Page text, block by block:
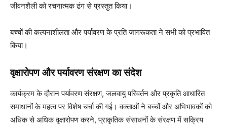
जीवनशैली को रचनात्मक ढंग से प्रस्तुत किया।
बच्चों की कल्पनाशीलता और पर्यावरण के प्रति जागरूकता ने सभी को प्रभावित
किया।
वृक्षारोपण और पर्यावरण संरक्षण का संदेश
कार्यक्रम के दौरान पर्यावरण संरक्षण, जलवायु परिवर्तन और प्रकृति आधारित
समाधानों के महत्व पर विशेष चर्चा की गई। वक्ताओं ने बच्चों और अभिभावकों को
अधिक से अधिक वृक्षारोपण करने, प्राकृतिक संसाधनों के संरक्षण में सक्रिय